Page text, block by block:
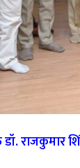
राजकुमार